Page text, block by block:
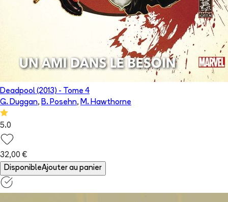
Deadpool (2013) - Tome 4
G. Duggan, B. Posehn, M. Hawthorne
5.0
32,00 €
DisponibleAjouter au panier